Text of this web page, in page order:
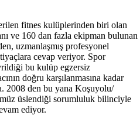
fitnes kulüplerinden biri olan
ve 160 dan fazla ekipman bulunan
uzmanlaşmış profesyonel
cevap veriyor. Spor
bu kulüp egzersiz
doğru karşılanmasına kadar
2008 den bu yana Koşuyolu/
üslendiği sorumluluk bilinciyle
ediyor.